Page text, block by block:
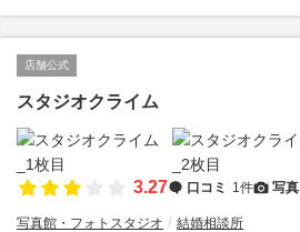
店舗公式
スタジオクライム
3.27 口コミ 1件 写真
写真館・フォトスタジオ 結婚相談所